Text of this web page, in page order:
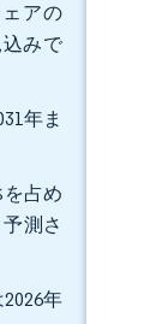
アの
みで
年ま
占め
測さ
年